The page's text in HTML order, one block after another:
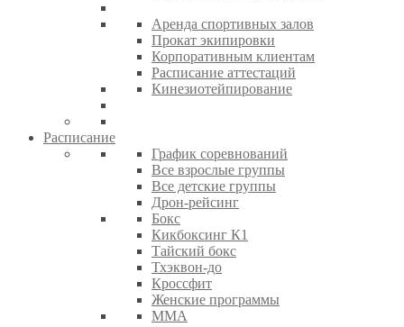
Аренда спортивных залов
Прокат экипировки
Корпоративным клиентам
Расписание аттестаций
Кинезиотейпирование
Расписание
График соревнований
Все взрослые группы
Все детские группы
Дрон-рейсинг
Бокс
Кикбоксинг К1
Тайский бокс
Тхэквон-до
Кроссфит
Женские программы
ММА